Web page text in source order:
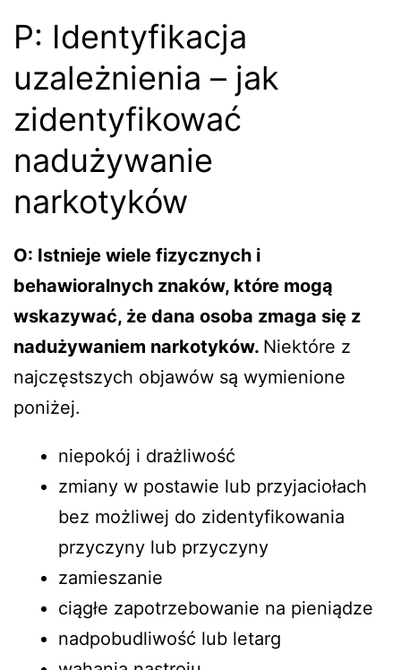
P: Identyfikacja
uzależnienia – jak
zidentyfikować
nadużywanie
narkotyków
O: Istnieje wiele fizycznych i
behawioralnych znaków, które mogą
wskazywać, że dana osoba zmaga się z
nadużywaniem narkotyków. Niektóre z
najczęstszych objawów są wymienione
poniżej.
niepokój i drażliwość
zmiany w postawie lub przyjaciołach
bez możliwej do zidentyfikowania
przyczyny lub przyczyny
zamieszanie
ciągłe zapotrzebowanie na pieniądze
nadpobudliwość lub letarg